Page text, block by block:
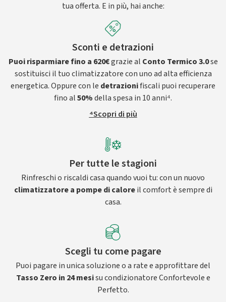
tua offerta. E in più, hai anche:
Sconti e detrazioni
Puoi risparmiare fino a 620€grazie al Conto Termico 3.0se
sostituisci il tuo climatizzatore con uno ad alta efficienza
energetica. Oppure con le detrazionifiscali puoi recuperare
fino al50%della spesa in 10 anni⁴.
⁴Scopri di più
Per tutte le stagioni
Rinfreschi o riscaldi casa quando vuoi tu: con un nuovo
climatizzatore a pompe di caloreil comfort è sempre di
casa.
Scegli tu come pagare
Puoi pagare in unica soluzione o a rate e approfittare del
Tasso Zero in 24 mesisu condizionatore Confortevole e
Perfetto.